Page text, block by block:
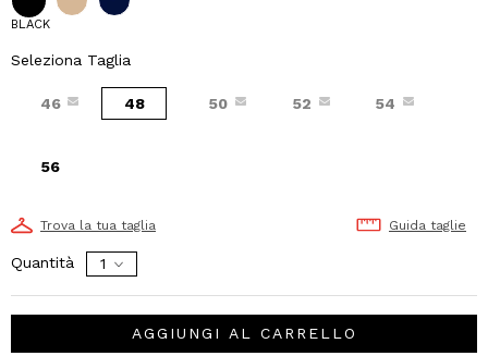
BLACK
Seleziona Taglia
46 48 50 52 54
56
Trova la tua taglia Guida taglie
Quantità
AGGIUNGI AL CARRELLO